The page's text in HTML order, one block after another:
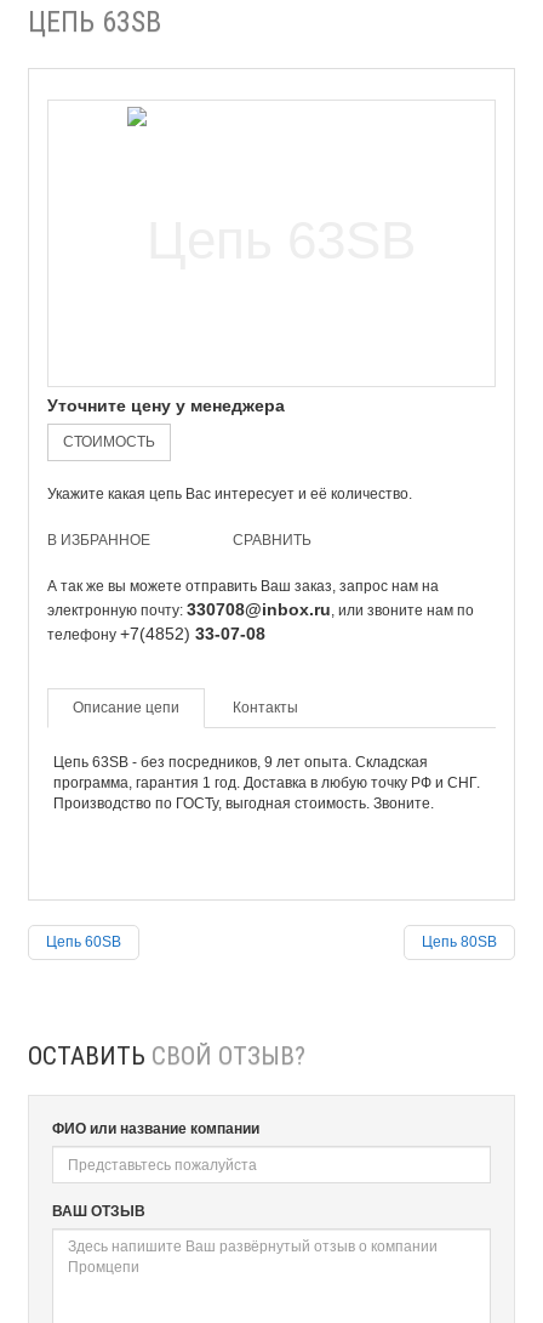
ЦЕПЬ 63SB
Уточните цену у менеджера
СТОИМОСТЬ
Укажите какая цепь Вас интересует и её количество.
В ИЗБРАННОЕ СРАВНИТЬ
А так же вы можете отправить Ваш заказ, запрос нам на
электронную почту: 330708@inbox.ru , или звоните нам по
телефону +7(4852) 33-07-08
Описание цепи Контакты
Цепь 63SB - без посредников, 9 лет опыта. Складская
программа, гарантия 1 год. Доставка в любую точку РФ и СНГ.
Производство по ГОСТу, выгодная стоимость. Звоните.
Цепь 60SB Цепь 80SB
ОСТАВИТЬ СВОЙ ОТЗЫВ?
ФИО или название компании
ВАШ ОТЗЫВ